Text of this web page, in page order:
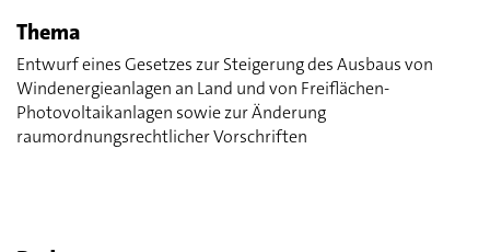
Thema
Entwurf eines Gesetzes zur Steigerung des Ausbaus von
Windenergieanlagen an Land und von Freiflächen-
Photovoltaikanlagen sowie zur Änderung
raumordnungsrechtlicher Vorschriften